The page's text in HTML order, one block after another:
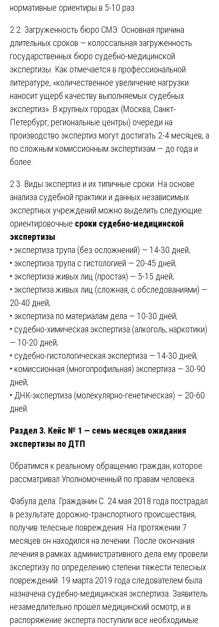
нормативные ориентиры в 5-10 раз.
2.2. Загруженность бюро СМЭ. Основная причина
длительных сроков — колоссальная загруженность
государственных бюро судебно-медицинской
экспертизы. Как отмечается в профессиональной
литературе, «количественное увеличение нагрузки
наносит ущерб качеству выполняемых судебных
экспертиз». В крупных городах (Москва, Санкт-
Петербург, региональные центры) очереди на
производство экспертиз могут достигать 2-4 месяцев, а
по сложным комиссионным экспертизам — до года и
более.
2.3. Виды экспертиз и их типичные сроки. На основе
анализа судебной практики и данных независимых
экспертных учреждений можно выделить следующие
ориентировочные сроки судебно-медицинской
экспертизы:
• экспертиза трупа (без осложнений) — 14-30 дней;
• экспертиза трупа с гистологией — 20-45 дней;
• экспертиза живых лиц (простая) — 5-15 дней;
• экспертиза живых лиц (сложная, с обследованиями) —
20-40 дней;
• экспертиза по материалам дела — 10-30 дней;
• судебно-химическая экспертиза (алкоголь, наркотики)
— 10-20 дней;
• судебно-гистологическая экспертиза — 14-30 дней;
• комиссионная (многопрофильная) экспертиза — 30-90
дней;
• ДНК-экспертиза (молекулярно-генетическая) — 20-60
дней.
Раздел 3. Кейс № 1 — семь месяцев ожидания
экспертизы по ДТП
Обратимся к реальному обращению граждан, которое
рассматривал Уполномоченный по правам человека.
Фабула дела: Гражданин С. 24 мая 2018 года пострадал
в результате дорожно-транспортного происшествия,
получив телесные повреждения. На протяжении 7
месяцев он находился на лечении. После окончания
лечения в рамках административного дела ему провели
экспертизу по определению степени тяжести телесных
повреждений. 19 марта 2019 года следователем была
назначена судебно-медицинская экспертиза. Заявитель
незамедлительно прошёл медицинский осмотр, и в
распоряжение эксперта поступили все необходимые